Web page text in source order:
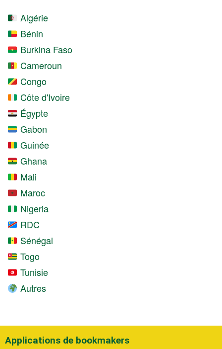
Algérie
Bénin
Burkina Faso
Cameroun
Congo
Côte d'Ivoire
Égypte
Gabon
Guinée
Ghana
Mali
Maroc
Nigeria
RDC
Sénégal
Togo
Tunisie
Autres
Applications de bookmakers